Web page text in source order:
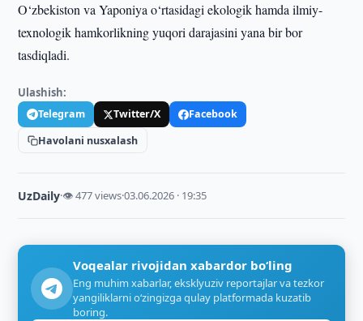
O‘zbekiston va Yaponiya o‘rtasidagi ekologik hamda ilmiy-
texnologik hamkorlikning yuqori darajasini yana bir bor
tasdiqladi.
Ulashish:
Telegram Twitter/X
Facebook
Havolani nusxalash
UzDaily·👁 477 views·03.06.2026 · 19:35
Voqealar rivojidan xabardor bo‘ling
Eng muhim xabarlar, eksklyuziv reportajlar va tezkor
yangiliklarni o‘zingizga qulay platformada kuzatib
boring.